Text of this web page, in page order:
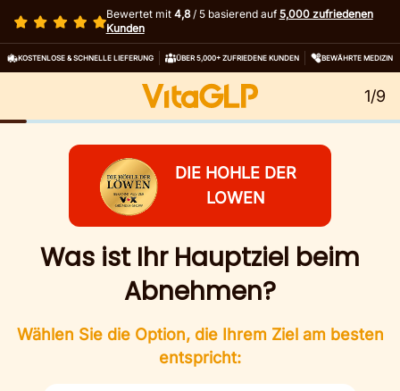
Bewertet mit 4,8/ 5 basierend auf5,000 zufriedenen
Kunden
KOSTENLOSE & SCHNELLE LIEFERUNG ÜBER 5,000+ ZUFRIEDENE KUNDEN BEWÄHRTE MEDIZIN
1/9
DIE HOHLE DER
LOWEN
Was ist Ihr Hauptziel beim
Abnehmen?
Wählen Sie die Option, die Ihrem Ziel am besten
entspricht: